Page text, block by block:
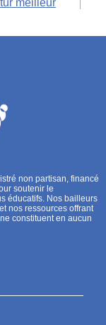
non partisan, financé
soutenir le
éducatifs. Nos bailleurs
nos ressources offrant
constituent en aucun